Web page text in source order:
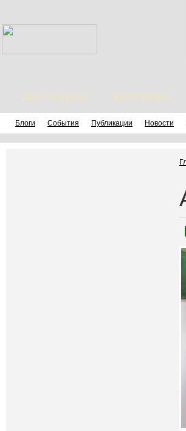
Дети модели Фотографы
Блоги События Публикации Новости